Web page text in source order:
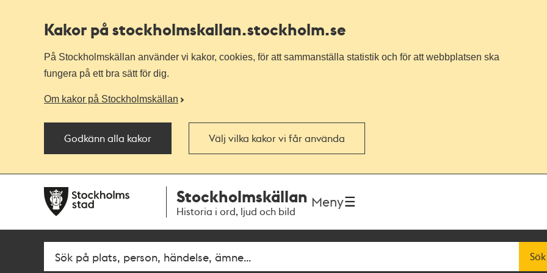
Kakor på stockholmskallan.stockholm.se
På Stockholmskällan använder vi kakor, cookies, för att sammanställa statistik och för att webbplatsen ska
fungera på ett bra sätt för dig.
Om kakor på Stockholmskällan
Godkänn alla kakor Välj vilka kakor vi får använda
navigationen
huvudinnehållet
Stockholmskällan
Historia i ord, ljud och bild
Meny
Fritextsök Sök